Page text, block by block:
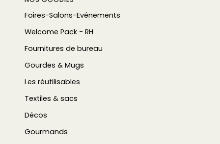
Foires-Salons-Evénements
Welcome Pack - RH
Fournitures de bureau
Gourdes & Mugs
Les réutilisables
Textiles & sacs
Décos
Gourmands